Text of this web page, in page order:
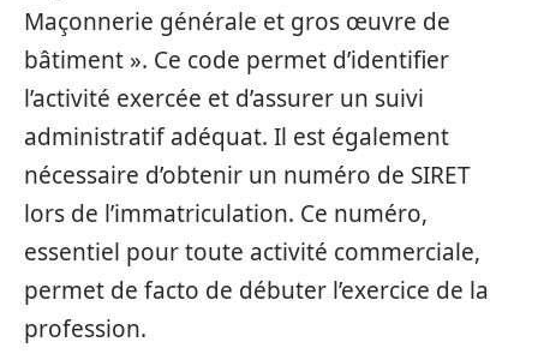
Maçonnerie générale et gros œuvre de
bâtiment ». Ce code permet d’identifier
l’activité exercée et d’assurer un suivi
administratif adéquat. Il est également
nécessaire d’obtenir un numéro de SIRET
lors de l’immatriculation. Ce numéro,
essentiel pour toute activité commerciale,
permet de facto de débuter l’exercice de la
profession.